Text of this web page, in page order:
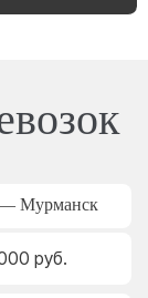
Мурманск
руб.